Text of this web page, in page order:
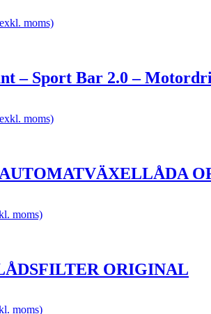
exkl. moms)
– Sport Bar 2.0 –
exkl. moms)
moms)
ORIGINAL
moms)